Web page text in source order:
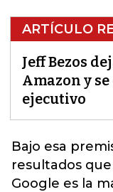
ARTÍCULO
Jeff Bezos
Amazon y
ejecutivo
Bajo esa
resultados
Google es la